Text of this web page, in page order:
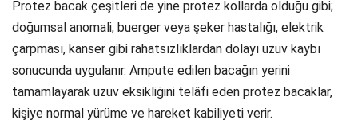
Protez bacak çeşitleri de yine protez kollarda olduğu gibi;
doğumsal anomali, buerger veya şeker hastalığı, elektrik
çarpması, kanser gibi rahatsızlıklardan dolayı uzuv kaybı
sonucunda uygulanır. Ampute edilen bacağın yerini
tamamlayarak uzuv eksikliğini telâfi eden protez bacaklar,
kişiye normal yürüme ve hareket kabiliyeti verir.